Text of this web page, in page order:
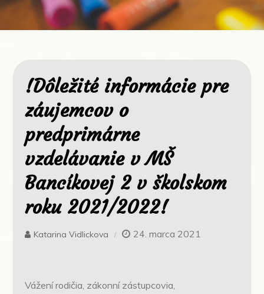
!Dôležité informácie pre
záujemcov o
predprimárne
vzdelávanie v MŠ
Bancíkovej 2 v školskom
roku 2021/2022!
Katarina Vidlickova 24. marca 2021
Vážení rodičia, zákonní zástupcovia,